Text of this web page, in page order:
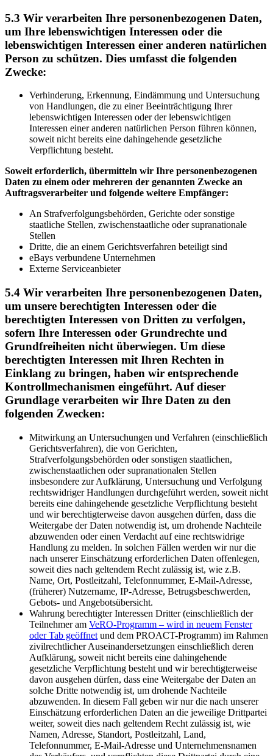
5.3 Wir verarbeiten Ihre personenbezogenen Daten,
um Ihre lebenswichtigen Interessen oder die
lebenswichtigen Interessen einer anderen natürlichen
Person zu schützen. Dies umfasst die folgenden
Zwecke:
Verhinderung, Erkennung, Eindämmung und Untersuchung
von Handlungen, die zu einer Beeinträchtigung Ihrer
lebenswichtigen Interessen oder der lebenswichtigen
Interessen einer anderen natürlichen Person führen können,
soweit nicht bereits eine dahingehende gesetzliche
Verpflichtung besteht.
Soweit erforderlich, übermitteln wir Ihre personenbezogenen
Daten zu einem oder mehreren der genannten Zwecke an
Auftragsverarbeiter und folgende weitere Empfänger:
An Strafverfolgungsbehörden, Gerichte oder sonstige
staatliche Stellen, zwischenstaatliche oder supranationale
Stellen
Dritte, die an einem Gerichtsverfahren beteiligt sind
eBays verbundene Unternehmen
Externe Serviceanbieter
5.4 Wir verarbeiten Ihre personenbezogenen Daten,
um unsere berechtigten Interessen oder die
berechtigten Interessen von Dritten zu verfolgen,
sofern Ihre Interessen oder Grundrechte und
Grundfreiheiten nicht überwiegen. Um diese
berechtigten Interessen mit Ihren Rechten in
Einklang zu bringen, haben wir entsprechende
Kontrollmechanismen eingeführt. Auf dieser
Grundlage verarbeiten wir Ihre Daten zu den
folgenden Zwecken:
Mitwirkung an Untersuchungen und Verfahren (einschließlich
Gerichtsverfahren), die von Gerichten,
Strafverfolgungsbehörden oder sonstigen staatlichen,
zwischenstaatlichen oder supranationalen Stellen
insbesondere zur Aufklärung, Untersuchung und Verfolgung
rechtswidriger Handlungen durchgeführt werden, soweit nicht
bereits eine dahingehende gesetzliche Verpflichtung besteht
und wir berechtigterweise davon ausgehen dürfen, dass die
Weitergabe der Daten notwendig ist, um drohende Nachteile
abzuwenden oder einen Verdacht auf eine rechtswidrige
Handlung zu melden. In solchen Fällen werden wir nur die
nach unserer Einschätzung erforderlichen Daten offenlegen,
soweit dies nach geltendem Recht zulässig ist, wie z.B.
Name, Ort, Postleitzahl, Telefonnummer, E-Mail-Adresse,
(früherer) Nutzername, IP-Adresse, Betrugsbeschwerden,
Gebots- und Angebotsübersicht.
Wahrung berechtigter Interessen Dritter (einschließlich der
Teilnehmer am VeRO-Programm – wird in neuem Fenster
oder Tab geöffnet und dem PROACT-Programm) im Rahmen
zivilrechtlicher Auseinandersetzungen einschließlich deren
Aufklärung, soweit nicht bereits eine dahingehende
gesetzliche Verpflichtung besteht und wir berechtigterweise
davon ausgehen dürfen, dass eine Weitergabe der Daten an
solche Dritte notwendig ist, um drohende Nachteile
abzuwenden. In diesem Fall geben wir nur die nach unserer
Einschätzung erforderlichen Daten an die jeweilige Drittpartei
weiter, soweit dies nach geltendem Recht zulässig ist, wie
Namen, Adresse, Standort, Postleitzahl, Land,
Telefonnummer, E-Mail-Adresse und Unternehmensnamen